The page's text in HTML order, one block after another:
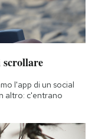
scrollare
l'app di un social
altro: c'entrano